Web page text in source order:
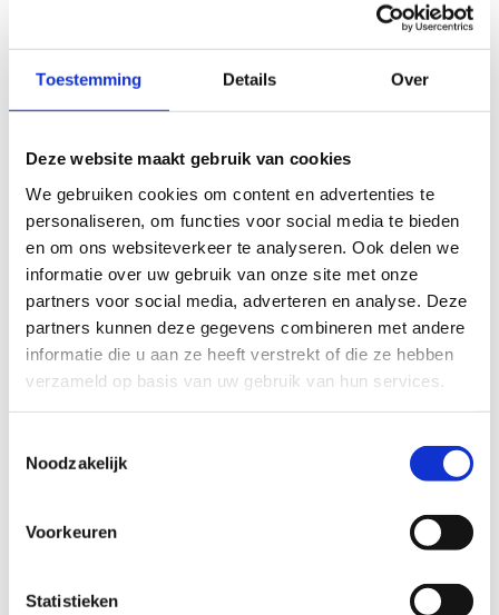
Toestemming Details Over
Deze website maakt gebruik van cookies
We gebruiken cookies om content en advertenties te
personaliseren, om functies voor social media te bieden
en om ons websiteverkeer te analyseren. Ook delen we
informatie over uw gebruik van onze site met onze
partners voor social media, adverteren en analyse. Deze
partners kunnen deze gegevens combineren met andere
informatie die u aan ze heeft verstrekt of die ze hebben
verzameld op basis van uw gebruik van hun services.
Noodzakelijk
Voorkeuren
Statistieken
samenwerking met de Vlaamse sportsector en
relevante partners, met bijzondere aandacht voor
We stellen alles in het werk, zodat onze Vlaamse
topsporters kunnen uitblinken op wereldniveau. Zo
willen we ook de inspirerende en verbindende
kracht van topsport inzetten om Vlaanderen in
beweging te krijgen.
Lees meer over onze organisatie en onze
werking
Over Sport Vlaanderen